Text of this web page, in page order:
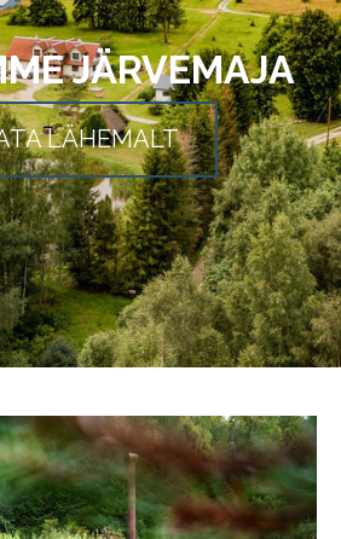
JÄRVEMAJA
LÄHEMALT